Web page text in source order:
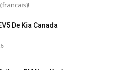
De Kia Canada